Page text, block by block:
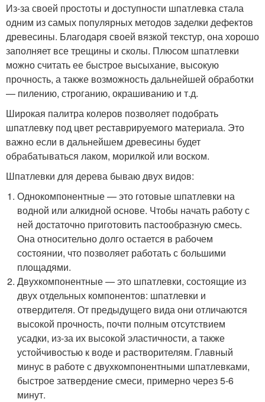
Из-за своей простоты и доступности шпатлевка стала
одним из самых популярных методов заделки дефектов
древесины. Благодаря своей вязкой текстур, она хорошо
заполняет все трещины и сколы. Плюсом шпатлевки
можно считать ее быстрое высыхание, высокую
прочность, а также возможность дальнейшей обработки
— пилению, строганию, окрашиванию и т.д.
Широкая палитра колеров позволяет подобрать
шпатлевку под цвет реставрируемого материала. Это
важно если в дальнейшем древесины будет
обрабатываться лаком, морилкой или воском.
Шпатлевки для дерева бываю двух видов:
Однокомпонентные — это готовые шпатлевки на
водной или алкидной основе. Чтобы начать работу с
ней достаточно приготовить пастообразную смесь.
Она относительно долго остается в рабочем
состоянии, что позволяет работать с большими
площадями.
Двухкомпонентные — это шпатлевки, состоящие из
двух отдельных компонентов: шпатлевки и
отвердителя. От предыдущего вида они отличаются
высокой прочность, почти полным отсутствием
усадки, из-за их высокой эластичности, а также
устойчивостью к воде и растворителям. Главный
минус в работе с двухкомпонентными шпатлевками,
быстрое затвердение смеси, примерно через 5-6
минут.